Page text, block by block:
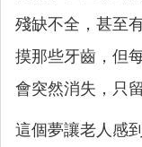
殘缺不全，甚至
摸那些牙齒，但
會突然消失，只
這個夢讓老人感